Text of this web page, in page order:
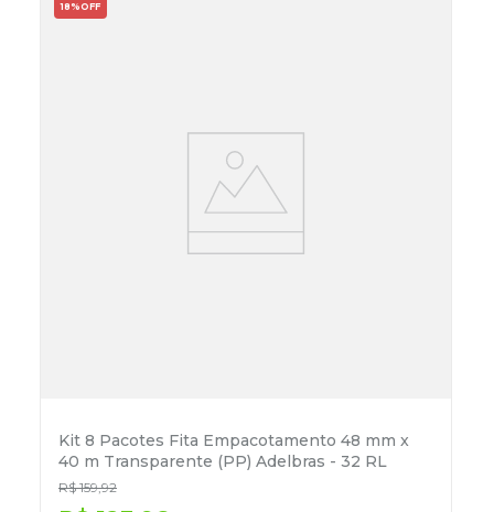
18% OFF
Kit 8 Pacotes Fita Empacotamento 48 mm x
40 m Transparente (PP) Adelbras - 32 RL
R$ 159,92